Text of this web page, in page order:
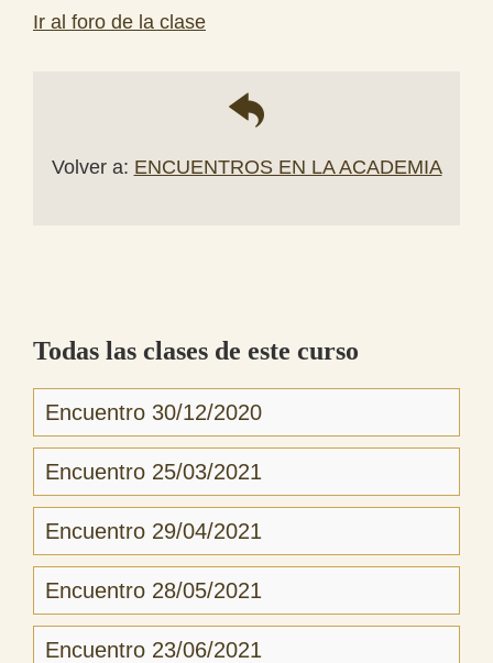
Ir al foro de la clase
Volver a: ENCUENTROS EN LA ACADEMIA
Todas las clases de este curso
Encuentro 30/12/2020
Encuentro 25/03/2021
Encuentro 29/04/2021
Encuentro 28/05/2021
Encuentro 23/06/2021